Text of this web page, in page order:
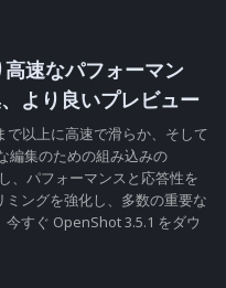
速なパフォーマン
より良いプレビュー
以上に高速で滑らか、そして
編集のための組み込みの
、パフォーマンスと応答性を
ングを強化し、多数の重要な
すぐ OpenShot 3.5.1 をダウ